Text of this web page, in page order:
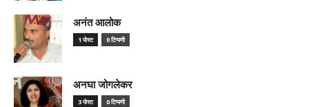
अनंत आलोक
1 पोस्ट 0 टिप्पणी
अनघा जोगलेकर
3 पोस्ट 0 टिप्पणी